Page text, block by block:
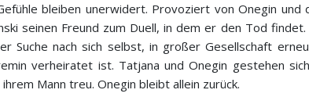
bleiben unerwidert. Provoziert von Onegin und
seinen Freund zum Duell, in dem er den Tod
Suche nach sich selbst, in großer Gesellschaft
verheiratet ist. Tatjana und Onegin gestehen
Mann treu. Onegin bleibt allein zurück.